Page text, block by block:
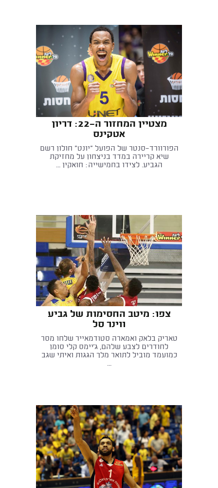
מצטיין המחזור ה-22: דריון
אטקינס
הפורוורד-סנטר של הפועל "יונט" חולון רשם
שיא קריירה במדד בניצחון על מחזיקת
הגביע. לצידו בחמישייה: חואקין ...
צפו: מיטב החסימות של גביע
ווינר סל
טאריק בלאק ואמארה סטודמאייר שלחו מסר
לחודרים לצבע שלהם, ג'יימס קלי סומן
כמועמד מוביל לתואר מלך הגגות ואיתי שגב
...